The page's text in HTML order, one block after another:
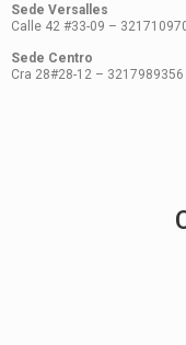
Sede Versalles
Calle 42 #33-09 –
Sede Centro
Cra 28#28-12 – 3217989356